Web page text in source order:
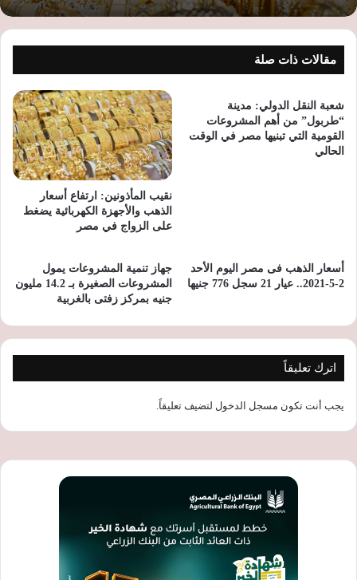
مقالات ذات صلة
شعبة النقل الدولي: مدينة
“طربول” من أهم المشروعات
القومية التي تبنيها مصر في الوقت
الحالي
نقيب المأذونين: ارتفاع أسعار
الذهب والأجهزة الكهربائية يضغط
على الزواج في مصر
أسعار الذهب فى مصر اليوم الأحد
2-5-2021.. عيار 21 سجل 776 جنيها
جهاز تنمية المشروعات يمول
المشروعات الصغيرة بـ 14.2 مليون
جنيه بمركز زفتى بالغربية
اترك تعليقاً
يجب أنت تكون مسجل الدخول لتضيف تعليقاً.